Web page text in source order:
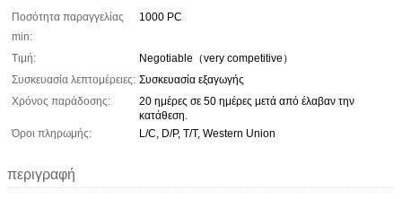
Ποσότητα παραγγελίας
min:
1000 PC
Τιμή:
Negotiable（very competitive）
Συσκευασία λεπτομέρειες: Συσκευασία εξαγωγής
Χρόνος παράδοσης:
20 ημέρες σε 50 ημέρες μετά από έλαβαν την
κατάθεση.
Όροι πληρωμής:
L/C, D/P, T/T, Western Union
περιγραφή